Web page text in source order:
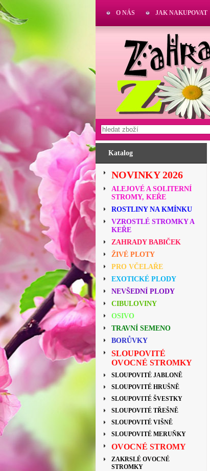
Katalog
NOVINKY 2026
ALEJOVÉ A SOLITERNÍ
STROMY, KEŘE
ROSTLINY NA KMÍNKU
VZROSTLÉ STROMKY A
KEŘE
ZAHRADY BABIČEK
ŽIVÉ PLOTY
PRO VČELAŘE
EXOTICKÉ PLODY
NEVŠEDNÍ PLODY
CIBULOVINY
OSIVO
TRAVNÍ SEMENO
BORŮVKY
SLOUPOVITÉ
OVOCNÉ STROMKY
SLOUPOVITÉ JABLONĚ
SLOUPOVITÉ HRUŠNĚ
SLOUPOVITÉ ŠVESTKY
SLOUPOVITÉ TŘEŠNĚ
SLOUPOVITÉ VIŠNĚ
SLOUPOVITÉ MERUŇKY
OVOCNÉ STROMY
ZAKRSLÉ OVOCNÉ
STROMKY
O NÁS JAK NAKUPOVAT